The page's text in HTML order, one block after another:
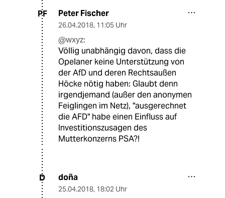
PF Peter Fischer
26.04.2018, 11:05 Uhr
@wxyz:
Völlig unabhängig davon, dass die
Opelaner keine Unterstützung von
der AfD und deren Rechtsaußen
Höcke nötig haben: Glaubt denn
irgendjemand (außer den anonymen
Feiglingen im Netz), "ausgerechnet
die AFD" habe einen Einfluss auf
Investitionszusagen des
Mutterkonzerns PSA?!
D doña
25.04.2018, 18:02 Uhr